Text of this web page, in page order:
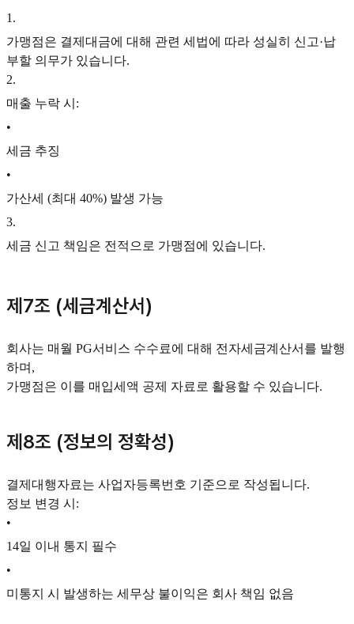
1 .
가맹점은 결제대금에 대해 관련 세법에 따라 성실히 신고·납
부할 의무가 있습니다.
2.
매출 누락 시:
•
세금 추징
•
가산세 (최대 40%) 발생 가능
3.
세금 신고 책임은 전적으로 가맹점에 있습니다.
제7조 (세금계산서)
회사는 매월 PG서비스 수수료에 대해 전자세금계산서를 발행
하며,
가맹점은 이를 매입세액 공제 자료로 활용할 수 있습니다.
제8조 (정보의 정확성)
결제대행자료는 사업자등록번호 기준으로 작성됩니다.
정보 변경 시:
•
14일 이내 통지 필수
•
미통지 시 발생하는 세무상 불이익은 회사 책임 없음